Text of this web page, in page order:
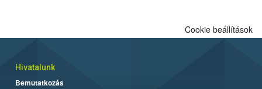
Cookie beállítások
Hivatalunk
Bemutatkozás